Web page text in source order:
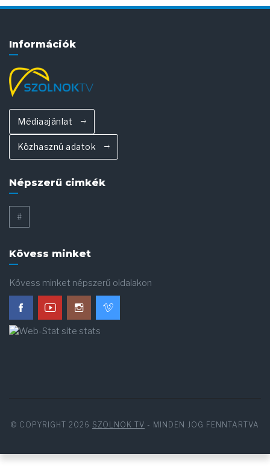
Információk
Médiaajánlat
Közhasznú adatok
Népszerű cimkék
#
Kövess minket
Kövess minket népszerű oldalakon
© COPYRIGHT 2026 SZOLNOK TV - MINDEN JOG FENNTARTVA